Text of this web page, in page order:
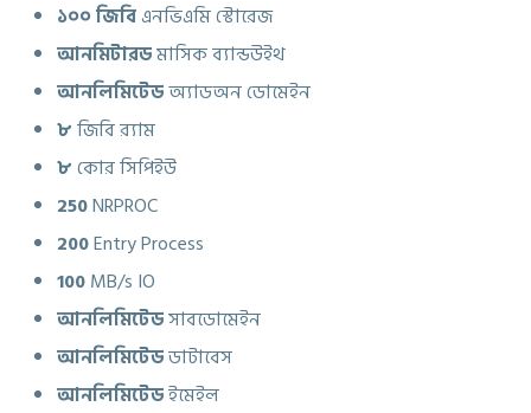
১০০ জিবিএনভিএমি স্টোরেজ
আনমিটারডমাসিক ব্যান্ডউইথ
আনলিমিটেডঅ্যাডঅন ডোমেইন
৮জিবি র‍্যাম
৮কোর সিপিইউ
250NRPROC
200Entry Process
100MB/s IO
আনলিমিটেডসাবডোমেইন
আনলিমিটেডডাটাবেস
আনলিমিটেডইমেইল